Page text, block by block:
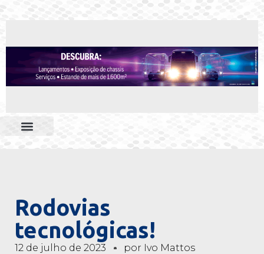
Rodovias
tecnológicas!
12 de julho de 2023 por Ivo Mattos